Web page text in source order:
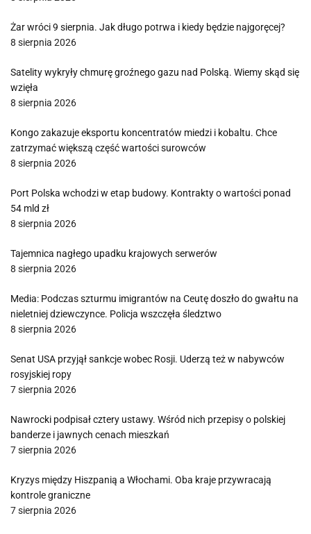
Żar wróci 9 sierpnia. Jak długo potrwa i kiedy będzie najgoręcej?
8 sierpnia 2026
Satelity wykryły chmurę groźnego gazu nad Polską. Wiemy skąd się
wzięła
8 sierpnia 2026
Kongo zakazuje eksportu koncentratów miedzi i kobaltu. Chce
zatrzymać większą część wartości surowców
8 sierpnia 2026
Port Polska wchodzi w etap budowy. Kontrakty o wartości ponad
54 mld zł
8 sierpnia 2026
Tajemnica nagłego upadku krajowych serwerów
8 sierpnia 2026
Media: Podczas szturmu imigrantów na Ceutę doszło do gwałtu na
nieletniej dziewczynce. Policja wszczęła śledztwo
8 sierpnia 2026
Senat USA przyjął sankcje wobec Rosji. Uderzą też w nabywców
rosyjskiej ropy
7 sierpnia 2026
Nawrocki podpisał cztery ustawy. Wśród nich przepisy o polskiej
banderze i jawnych cenach mieszkań
7 sierpnia 2026
Kryzys między Hiszpanią a Włochami. Oba kraje przywracają
kontrole graniczne
7 sierpnia 2026